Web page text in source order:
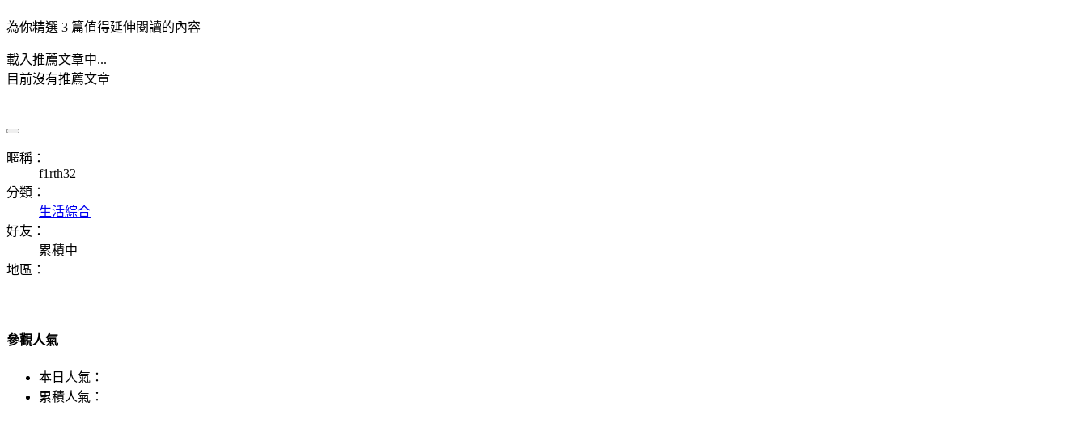
為你精選 3 篇值得延伸閱讀的內容
載入推薦文章中...
目前沒有推薦文章
暱稱：
f1rth32
分類：
生活綜合
好友：
累積中
地區：
參觀人氣
本日人氣：
累積人氣：